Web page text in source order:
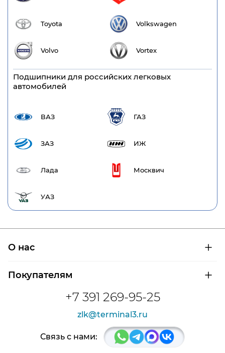
Toyota Volkswagen
Volvo Vortex
Подшипники для российских легковых
автомобилей
ВАЗ ГАЗ
ЗАЗ ИЖ
Лада Москвич
УАЗ
+7 391 269-95-25
zlk@terminal3.ru
О нас
Сертификаты на продукцию
Покупателям
Доставка и оплата
Расшифровка маркировки подшипников
Связь с нами: